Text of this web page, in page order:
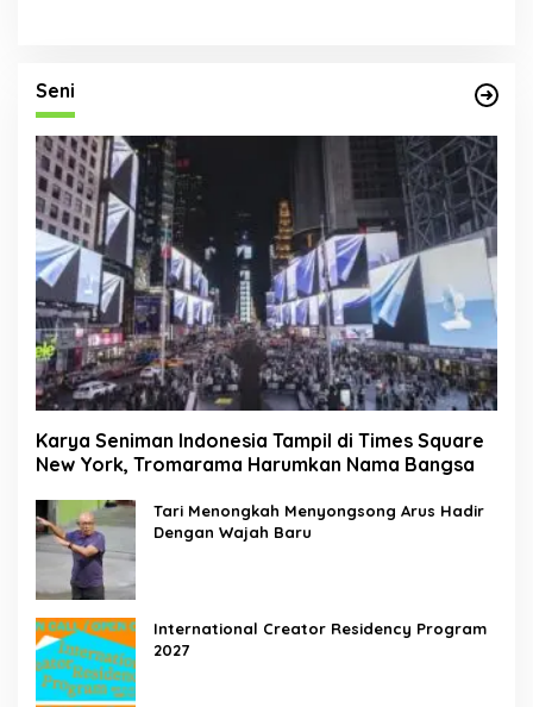
Seni
Karya Seniman Indonesia Tampil di Times Square
New York, Tromarama Harumkan Nama Bangsa
Tari Menongkah Menyongsong Arus Hadir
Dengan Wajah Baru
International Creator Residency Program
2027